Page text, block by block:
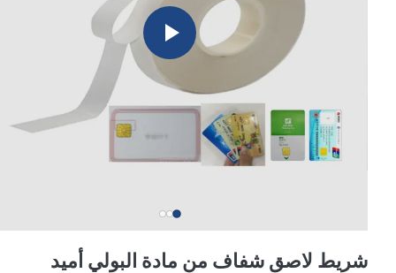
شريط لاصق شفاف من مادة البولي أميد